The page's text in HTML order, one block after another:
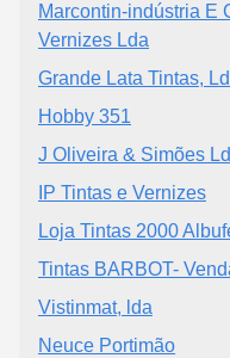
Marcontin-indústria E
Vernizes Lda
Grande Lata Tintas,
Hobby 351
J Oliveira & Simões
IP Tintas e Vernizes
Loja Tintas 2000
Tintas BARBOT-
Vistinmat, lda
Neuce Portimão